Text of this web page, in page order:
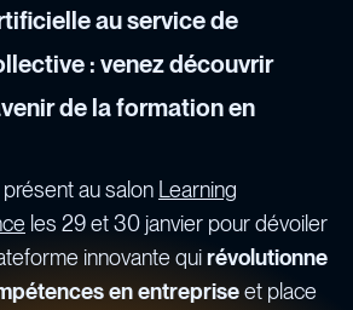
au service de
: venez découvrir
de la formation en
au salon Learning
les 29 et 30 janvier pour dévoiler
innovante quirévolutionne
en entrepriseet place